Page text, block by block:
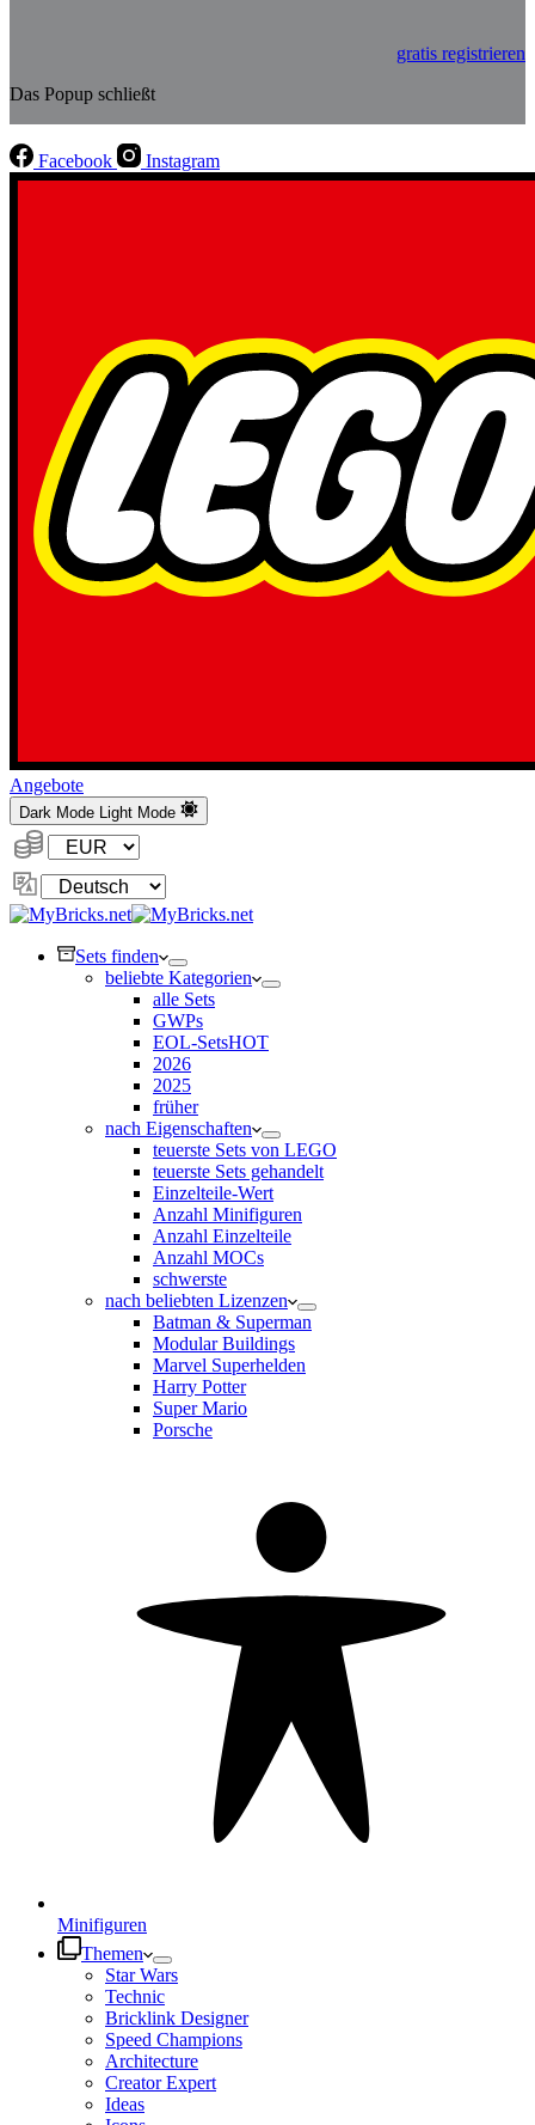
gratis registrieren
Das Popup schließt
Facebook Instagram
Angebote
Dark Mode Light Mode
Währung:
Sprache
ändern
Sets finden
beliebte Kategorien
alle Sets
GWPs
EOL-SetsHOT
2026
2025
früher
nach Eigenschaften
teuerste Sets von LEGO
teuerste Sets gehandelt
Einzelteile-Wert
Anzahl Minifiguren
Anzahl Einzelteile
Anzahl MOCs
schwerste
nach beliebten Lizenzen
Batman & Superman
Modular Buildings
Marvel Superhelden
Harry Potter
Super Mario
Porsche
Minifiguren
Themen
Star Wars
Technic
Bricklink Designer
Speed Champions
Architecture
Creator Expert
Ideas